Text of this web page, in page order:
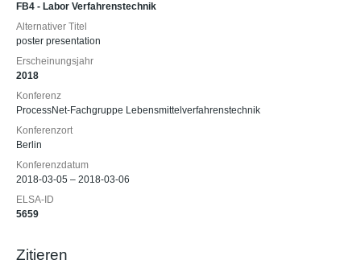
FB4 - Labor Verfahrenstechnik
Alternativer Titel
poster presentation
Erscheinungsjahr
2018
Konferenz
ProcessNet-Fachgruppe Lebensmittelverfahrenstechnik
Konferenzort
Berlin
Konferenzdatum
2018-03-05 – 2018-03-06
ELSA-ID
5659
Zitieren